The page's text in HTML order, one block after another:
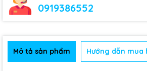
0919386552
Mô tả sản phẩm Hướng dẫn mua